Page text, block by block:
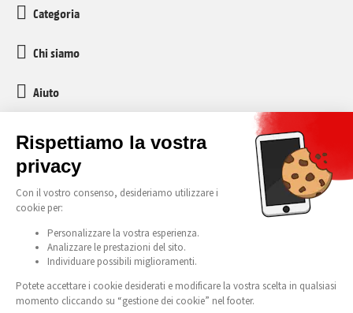
Categoria
Chi siamo
Aiuto
media-markt-refurbished@recommerce.com
Lunedì-Venerdì 08:00-17:00